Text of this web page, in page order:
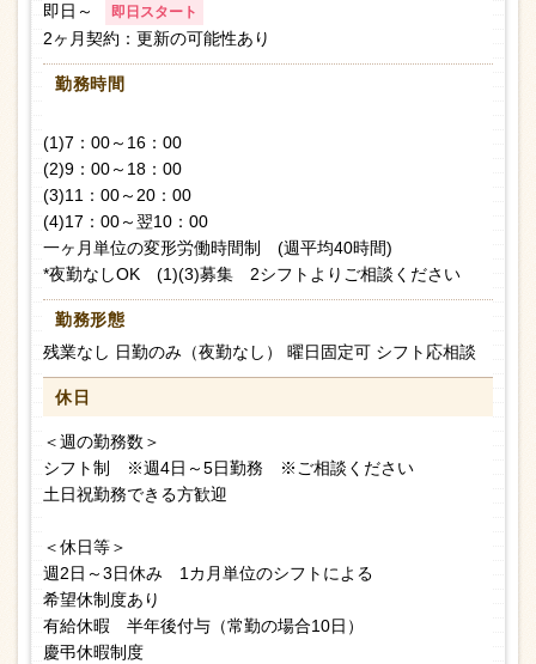
即日～
即日スタート
2ヶ月契約：更新の可能性あり
勤務時間
(1)7：00～16：00
(2)9：00～18：00
(3)11：00～20：00
(4)17：00～翌10：00
一ヶ月単位の変形労働時間制 (週平均40時間)
*夜勤なしOK (1)(3)募集 2シフトよりご相談ください
勤務形態
残業なし 日勤のみ（夜勤なし） 曜日固定可 シフト応相談
休日
＜週の勤務数＞
シフト制 ※週4日～5日勤務 ※ご相談ください
土日祝勤務できる方歓迎
＜休日等＞
週2日～3日休み 1カ月単位のシフトによる
希望休制度あり
有給休暇 半年後付与（常勤の場合10日）
慶弔休暇制度